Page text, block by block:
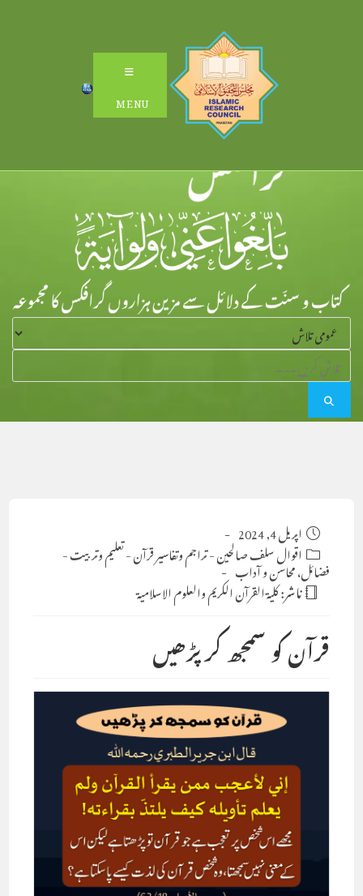
MENU
Post
published:
اپریل 4, 2024
Post
category:
اقوال سلف صالحین-تراجم وتفاسیر قرآن-تعلیم وتربیت-
فضائل، محاسن و آداب
ناشر:كلية القرآن الكريم والعلوم الاسلامية
قرآن کو سمجھ کر پڑھیں